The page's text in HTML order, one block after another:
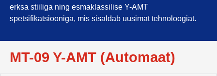
erksa stiiliga ning esmaklassilise Y-AMT
spetsifikatsiooniga, mis sisaldab uusimat tehnoloogiat.
MT-09 Y-AMT (Automaat)